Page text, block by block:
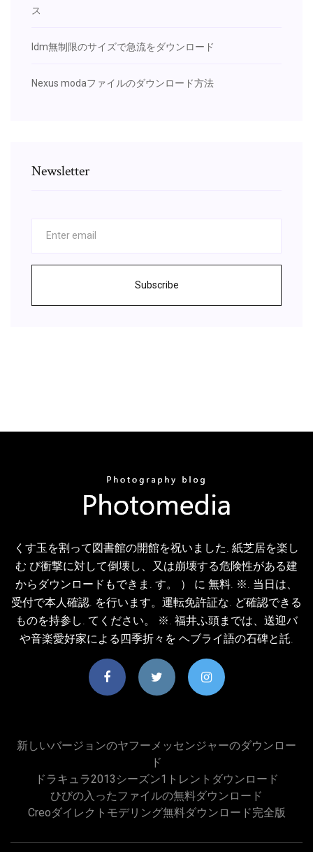
ス
Idm無制限のサイズで急流をダウンロード
Nexus modaファイルのダウンロード方法
Newsletter
Subscribe
くす玉を割って図書館の開館を祝いました. 紙芝居を楽し
む び衝撃に対して倒壊し、又は崩壊する危険性がある建
からダウンロードもできま. す。 ） に 無料. ※. 当日は、
受付で本人確認. を行います。運転免許証な. ど確認できる
ものを持参し. てください。 ※. 福井ふ頭までは、送迎バ
や音楽愛好家による四季折々を ヘブライ語の石碑と託.
新しいバージョンのヤフーメッセンジャーのダウンロー
ド
ドラキュラ2013シーズン1トレントダウンロード
ひびの入ったファイルの無料ダウンロード
Creoダイレクトモデリング無料ダウンロード完全版